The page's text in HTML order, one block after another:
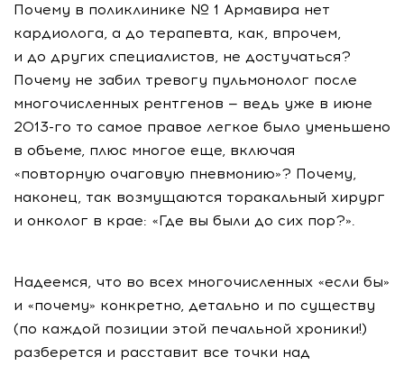
Почему в поликлинике № 1 Армавира нет
кардиолога, а до терапевта, как, впрочем,
и до других специалистов, не достучаться?
Почему не забил тревогу пульмонолог после
многочисленных рентгенов — ведь уже в июне
2013-го то самое правое легкое было уменьшено
в объеме, плюс многое еще, включая
«повторную очаговую пневмонию»? Почему,
наконец, так возмущаются торакальный хирург
и онколог в крае: «Где вы были до сих пор?».
Надеемся, что во всех многочисленных «если бы»
и «почему» конкретно, детально и по существу
(по каждой позиции этой печальной хроники!)
разберется и расставит все точки над